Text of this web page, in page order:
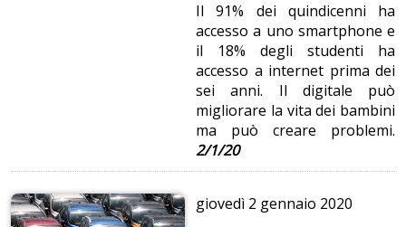
Il 91% dei quindicenni ha
accesso a uno smartphone e
il 18% degli studenti ha
accesso a internet prima dei
sei anni. Il digitale può
migliorare la vita dei bambini
ma può creare problemi.
2/1/20
giovedì 2 gennaio 2020